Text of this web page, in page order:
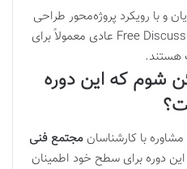
و با رویکرد پروژه‌محور طراحی
Free عادی معمولاً برای
هستند.
شوم که این دوره
با کارشناسان مجتمع فنی
دوره برای سطح خود اطمینان